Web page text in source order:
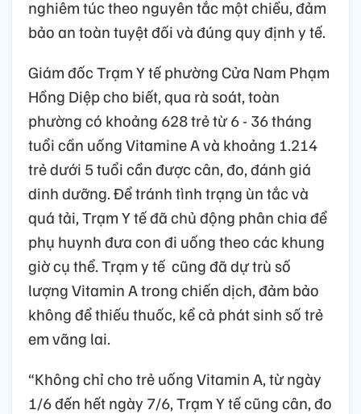
nghiêm túc theo nguyên tắc một chiều, đảm
bảo an toàn tuyệt đối và đúng quy định y tế.
Giám đốc Trạm Y tế phường Cửa Nam Phạm
Hồng Diệp cho biết, qua rà soát, toàn
phường có khoảng 628 trẻ từ 6 - 36 tháng
tuổi cần uống Vitamine A và khoảng 1.214
trẻ dưới 5 tuổi cần được cân, đo, đánh giá
dinh dưỡng. Để tránh tình trạng ùn tắc và
quá tải, Trạm Y tế đã chủ động phân chia để
phụ huynh đưa con đi uống theo các khung
giờ cụ thể. Trạm y tế cũng đã dự trù số
lượng Vitamin A trong chiến dịch, đảm bảo
không để thiếu thuốc, kể cả phát sinh số trẻ
em vãng lai.
“Không chỉ cho trẻ uống Vitamin A, từ ngày
1/6 đến hết ngày 7/6, Trạm Y tế cũng cân, đo